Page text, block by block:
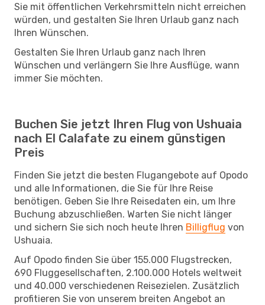
Sie mit öffentlichen Verkehrsmitteln nicht erreichen
würden, und gestalten Sie Ihren Urlaub ganz nach
Ihren Wünschen.
Gestalten Sie Ihren Urlaub ganz nach Ihren
Wünschen und verlängern Sie Ihre Ausflüge, wann
immer Sie möchten.
Buchen Sie jetzt Ihren Flug von Ushuaia
nach El Calafate zu einem günstigen
Preis
Finden Sie jetzt die besten Flugangebote auf Opodo
und alle Informationen, die Sie für Ihre Reise
benötigen. Geben Sie Ihre Reisedaten ein, um Ihre
Buchung abzuschließen. Warten Sie nicht länger
und sichern Sie sich noch heute Ihren Billigflug von
Ushuaia.
Auf Opodo finden Sie über 155.000 Flugstrecken,
690 Fluggesellschaften, 2.100.000 Hotels weltweit
und 40.000 verschiedenen Reisezielen. Zusätzlich
profitieren Sie von unserem breiten Angebot an